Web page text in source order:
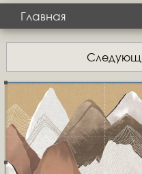
Главная